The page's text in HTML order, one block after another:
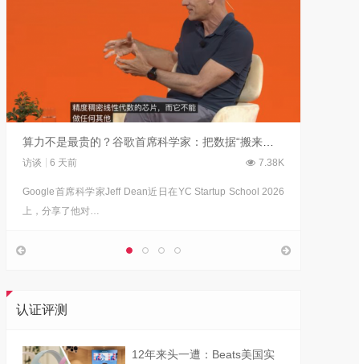
访谈 6 天前 7.38K
Google首席科学家Jeff Dean近日在YC Startup School 2026
上，分享了他对…
认证评测
12年来头一遭：Beats美国实